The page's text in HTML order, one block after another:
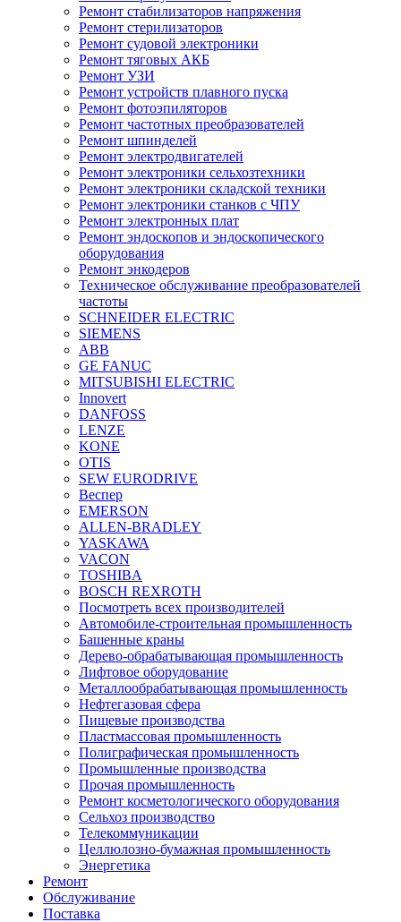
Ремонт стабилизаторов напряжения
Ремонт стерилизаторов
Ремонт судовой электроники
Ремонт тяговых АКБ
Ремонт УЗИ
Ремонт устройств плавного пуска
Ремонт фотоэпиляторов
Ремонт частотных преобразователей
Ремонт шпинделей
Ремонт электродвигателей
Ремонт электроники сельхозтехники
Ремонт электроники складской техники
Ремонт электроники станков с ЧПУ
Ремонт электронных плат
Ремонт эндоскопов и эндоскопического
оборудования
Ремонт энкодеров
Техническое обслуживание преобразователей
частоты
SCHNEIDER ELECTRIC
SIEMENS
ABB
GE FANUC
MITSUBISHI ELECTRIC
Innovert
DANFOSS
LENZE
KONE
OTIS
SEW EURODRIVE
Веспер
EMERSON
ALLEN-BRADLEY
YASKAWA
VACON
TOSHIBA
BOSCH REXROTH
Посмотреть всех производителей
Автомобиле-строительная промышленность
Башенные краны
Дерево-обрабатывающая промышленность
Лифтовое оборудование
Металлообрабатывающая промышленность
Нефтегазовая сфера
Пищевые производства
Пластмассовая промышленность
Полиграфическая промышленность
Промышленные производства
Прочая промышленность
Ремонт косметологического оборудования
Сельхоз производство
Телекоммуникации
Целлюлозно-бумажная промышленность
Энергетика
Ремонт
Обслуживание
Поставка